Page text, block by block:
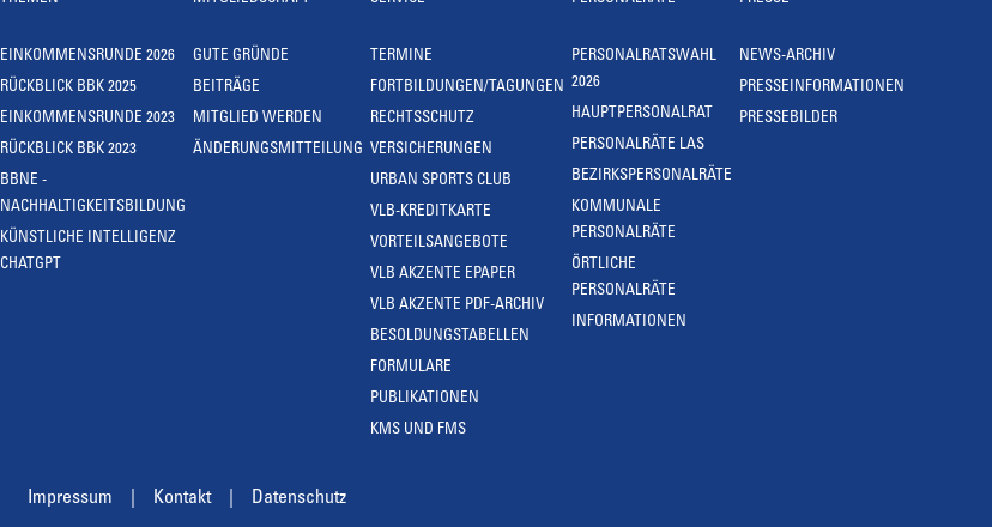
EINKOMMENSRUNDE 2026
RÜCKBLICK BBK 2025
EINKOMMENSRUNDE 2023
RÜCKBLICK BBK 2023
BBNE -
NACHHALTIGKEITSBILDUNG
KÜNSTLICHE INTELLIGENZ
CHATGPT
GUTE GRÜNDE
BEITRÄGE
MITGLIED WERDEN
ÄNDERUNGSMITTEILUNG
TERMINE
FORTBILDUNGEN/TAGUNGEN
RECHTSSCHUTZ
VERSICHERUNGEN
URBAN SPORTS CLUB
VLB-KREDITKARTE
VORTEILSANGEBOTE
VLB AKZENTE EPAPER
VLB AKZENTE PDF-ARCHIV
BESOLDUNGSTABELLEN
FORMULARE
PUBLIKATIONEN
KMS UND FMS
PERSONALRATSWAHL
2026
HAUPTPERSONALRAT
PERSONALRÄTE LAS
BEZIRKSPERSONALRÄTE
KOMMUNALE
PERSONALRÄTE
ÖRTLICHE
PERSONALRÄTE
INFORMATIONEN
NEWS-ARCHIV
PRESSEINFORMATIONEN
PRESSEBILDER
Impressum Kontakt Datenschutz